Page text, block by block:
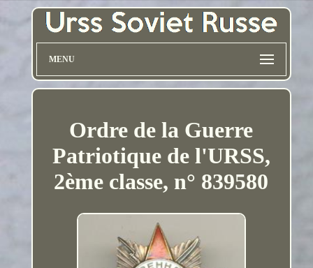
MENU
Ordre de la Guerre
Patriotique de l'URSS,
2ème classe, n° 839580